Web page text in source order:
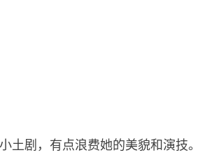
土剧，有点浪费她的美貌和演技。